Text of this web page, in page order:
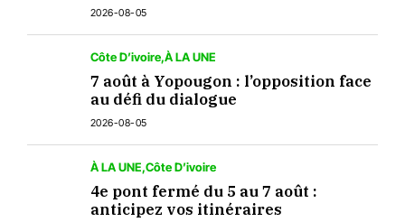
septembre ?
2026-08-05
Côte D’ivoire À LA UNE
7 août à Yopougon : l’opposition face
au défi du dialogue
2026-08-05
À LA UNE Côte D’ivoire
4e pont fermé du 5 au 7 août :
anticipez vos itinéraires